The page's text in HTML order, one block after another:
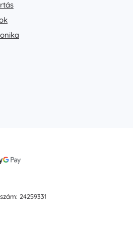
24259331